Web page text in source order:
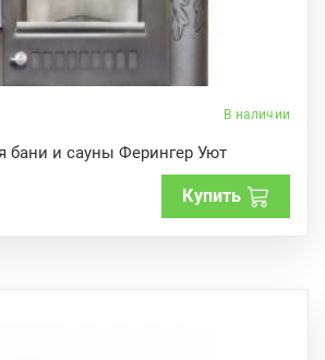
В наличии
бани и сауны Ферингер Уют
Купить